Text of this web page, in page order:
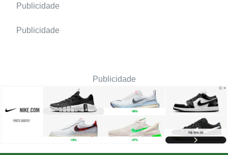
Publicidade
Publicidade
Publicidade